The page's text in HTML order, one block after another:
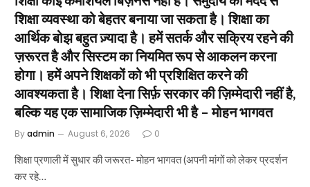
शिक्षा व्यवस्था को बेहतर बनाया जा सकता है। शिक्षा का
आर्थिक बोझ बहुत ज़्यादा है। हमें सतर्क और सक्रिय रहने की
ज़रूरत है और सिस्टम का नियमित रूप से आकलन करना
होगा। हमें अपने शिक्षकों को भी प्रशिक्षित करने की
आवश्यकता है। शिक्षा देना सिर्फ़ सरकार की ज़िम्मेदारी नहीं है,
बल्कि यह एक सामाजिक ज़िम्मेदारी भी है – मोहन भागवत
Byadmin August 6, 2026 0
शिक्षा प्रणाली में सुधार की जरूरत- मोहन भागवत (अपनी मांगों को लेकर प्रदर्शन
कर रहे…